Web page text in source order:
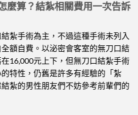
麼算？結紮相關費用一次告訴
紮手術為主，不過這種手術未列入
額自費。以泌密會客室的無刀口結
16,000元上下，但無刀口結紮手術
特性，仍舊是許多有經驗的「紮
紮的男性朋友們不妨參考前輩們的